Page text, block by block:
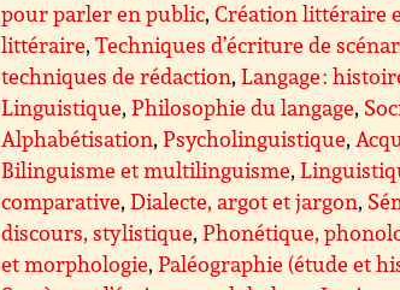
pour parler en public,Création littéraire
littéraire,Techniques d’écriture de
techniques de rédaction,Langage :
Linguistique,Philosophie du langage,
Alphabétisation,Psycholinguistique,
Bilinguisme et multilinguisme,
comparative,Dialecte, argot et jargon,
discours, stylistique,Phonétique,
et morphologie,Paléographie (étude et